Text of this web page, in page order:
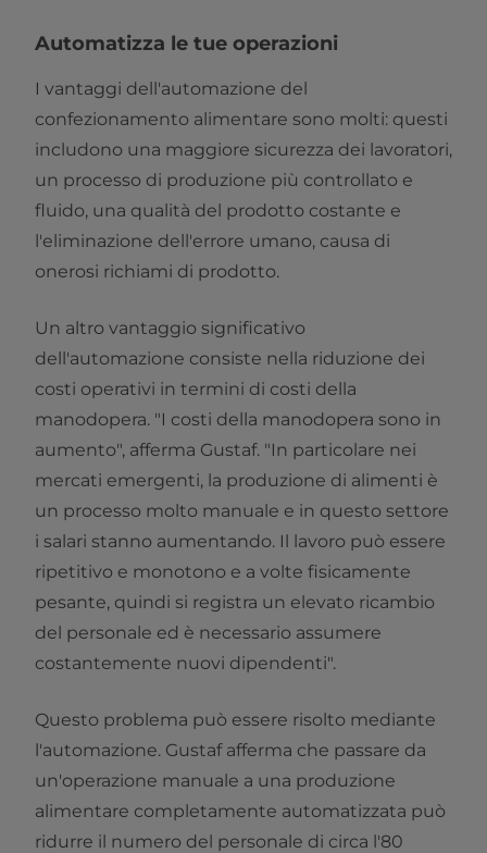
Automatizza le tue operazioni
I vantaggi dell'automazione del
confezionamento alimentare sono molti: questi
includono una maggiore sicurezza dei lavoratori,
un processo di produzione più controllato e
fluido, una qualità del prodotto costante e
l'eliminazione dell'errore umano, causa di
onerosi richiami di prodotto.
Un altro vantaggio significativo
dell'automazione consiste nella riduzione dei
costi operativi in termini di costi della
manodopera. "I costi della manodopera sono in
aumento", afferma Gustaf. "In particolare nei
mercati emergenti, la produzione di alimenti è
un processo molto manuale e in questo settore
i salari stanno aumentando. Il lavoro può essere
ripetitivo e monotono e a volte fisicamente
pesante, quindi si registra un elevato ricambio
del personale ed è necessario assumere
costantemente nuovi dipendenti".
Questo problema può essere risolto mediante
l'automazione. Gustaf afferma che passare da
un'operazione manuale a una produzione
alimentare completamente automatizzata può
ridurre il numero del personale di circa l'80